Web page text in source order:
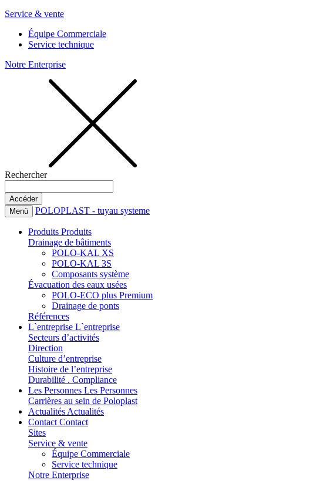
Service & vente
Équipe Commerciale
Service technique
Notre Enterprise
Rechercher
Menü POLOPLAST - tuyau systeme
Produits Produits
Drainage de bâtiments
POLO-KAL XS
POLO-KAL 3S
Composants système
Évacuation des eaux usées
POLO-ECO plus Premium
Drainage de ponts
Références
L`entreprise L`entreprise
Secteurs d’activités
Direction
Culture d’entreprise
Histoire de l’entreprise
Durabilité . Compliance
Les Personnes Les Personnes
Carrières au sein de Poloplast
Actualités Actualités
Contact Contact
Sites
Service & vente
Équipe Commerciale
Service technique
Notre Enterprise